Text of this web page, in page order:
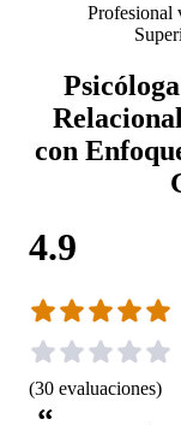
Profesional
con
4.9
(30 evaluaciones)